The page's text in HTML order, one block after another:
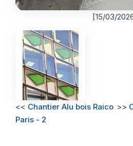
[15/03/
<< Chantier Alu bois Raico
Paris - 2
>>